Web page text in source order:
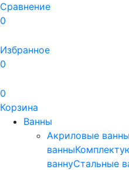
Сравнение
0
Избранное
0
0
Корзина
Ванны
Акриловые ванны
ванны
ваннуСтальные